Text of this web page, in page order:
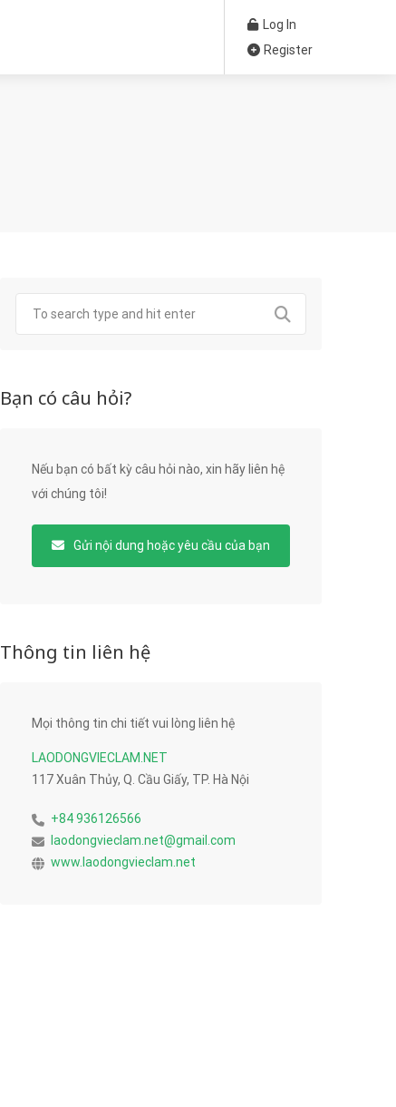
Log In
Register
Bạn có câu hỏi?
Nếu bạn có bất kỳ câu hỏi nào, xin hãy liên hệ
với chúng tôi!
Gửi nội dung hoặc yêu cầu của bạn
Thông tin liên hệ
Mọi thông tin chi tiết vui lòng liên hệ
LAODONGVIECLAM.NET
117 Xuân Thủy, Q. Cầu Giấy, TP. Hà Nội
+84 936126566
laodongvieclam.net@gmail.com
www.laodongvieclam.net